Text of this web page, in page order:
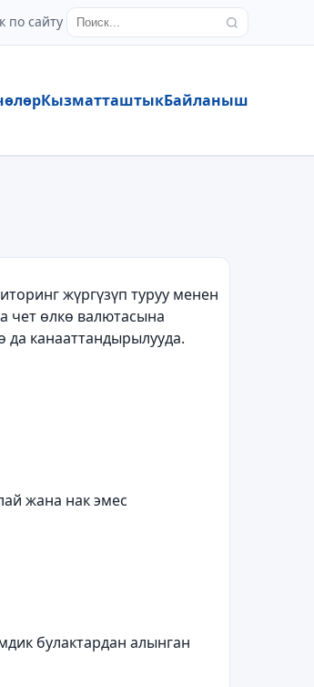
по сайту
КызматташтыкБайланыш
жүргүзүп туруу менен
четөлкө валютасына
да канааттандырылууда.
жана нак эмес
булактардан алынган